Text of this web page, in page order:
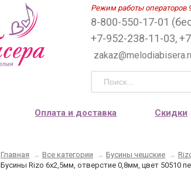
Режим работы операторов
8-800-550-17-01
+7-952-238-11-03,
Оплата и доставка Скидки
Главная → Все категории → Бусины чешские →
Бусины Rizo 6х2,5мм, отверстие 0,8мм, цвет 50510